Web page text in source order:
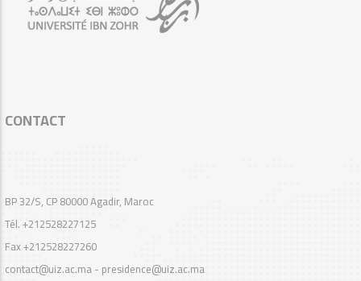
CONTACT
BP 32/S, CP 80000 Agadir, Maroc
Tél. +212528227125
Fax +212528227260
contact@uiz.ac.ma - presidence@uiz.ac.ma